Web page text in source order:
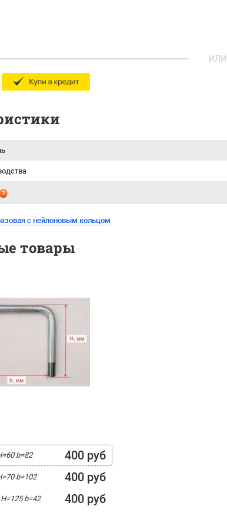
ИЛИ
с нейлоновым кольцом
товары
b=82 400 руб
b=102 400 руб
b=42 400 руб